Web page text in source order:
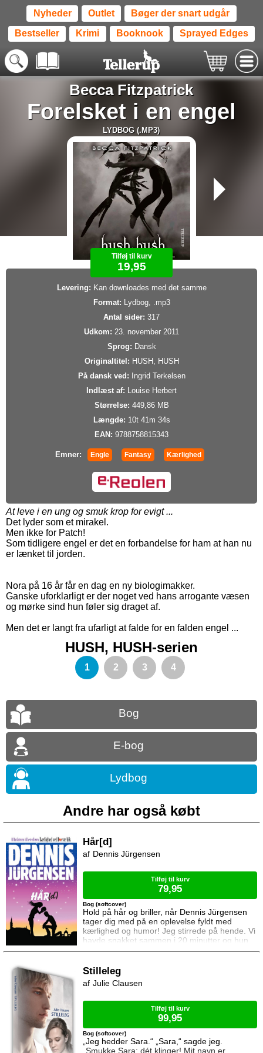
Nyheder Outlet Bøger der snart udgår
Bestseller Krimi Booknook Sprayed Edges
Becca Fitzpatrick
Forelsket i en engel
LYDBOG (.MP3)
Tilføj til kurv
19,95
Levering: Kan downloades med det samme
Format: Lydbog, .mp3
Antal sider: 317
Udkom: 23. november 2011
Sprog: Dansk
Originaltitel: HUSH, HUSH
På dansk ved: Ingrid Terkelsen
Indlæst af: Louise Herbert
Størrelse: 449,86 MB
Længde: 10t 41m 34s
EAN: 9788758815343
Emner: Engle Fantasy Kærlighed
At leve i en ung og smuk krop for evigt ...
Det lyder som et mirakel.
Men ikke for Patch!
Som tidligere engel er det en forbandelse for ham at han nu
er lænket til jorden.
Nora på 16 år får en dag en ny biologimakker.
Ganske uforklarligt er der noget ved hans arrogante væsen
og mørke sind hun føler sig draget af.
Men det er langt fra ufarligt at falde for en falden engel ...
HUSH, HUSH-serien
1 2 3 4
Bog
E-bog
Lydbog
Andre har også købt
Hår[d]
Hold på hår og briller, når Dennis Jürgensen
tager dig med på en oplevelse fyldt med
kærlighed og humor! Jeg stirrede på hende. Vi
havde snakket sammen i 20 minutter og hun
var allerede i fuld gang med at bage på mig.
desorienteret, og begyndte at få paranoide
tanker om at hele festen måske var et
kæmpestort skjult kamera med Sally i spidsen
Bog (softcover)
Dennis Jürgensen
Tilføj til kurv
79,95
Stilleleg
„Jeg hedder Sara.“ „Sara,“ sagde jeg.
„Smukke Sara: dét klinger! Mit navn er
Bog (softcover)
Julie Clausen
Tilføj til kurv
99,95